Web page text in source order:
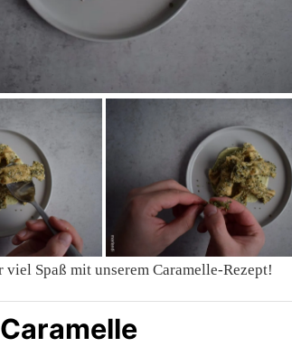
Spaß mit unserem Caramelle-Rezept!